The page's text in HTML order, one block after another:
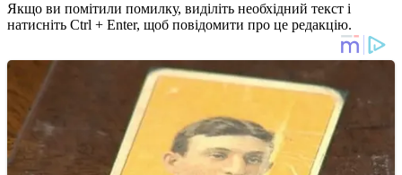
Якщо ви помітили помилку, виділіть необхідний текст і
натисніть Ctrl + Enter, щоб повідомити про це редакцію.